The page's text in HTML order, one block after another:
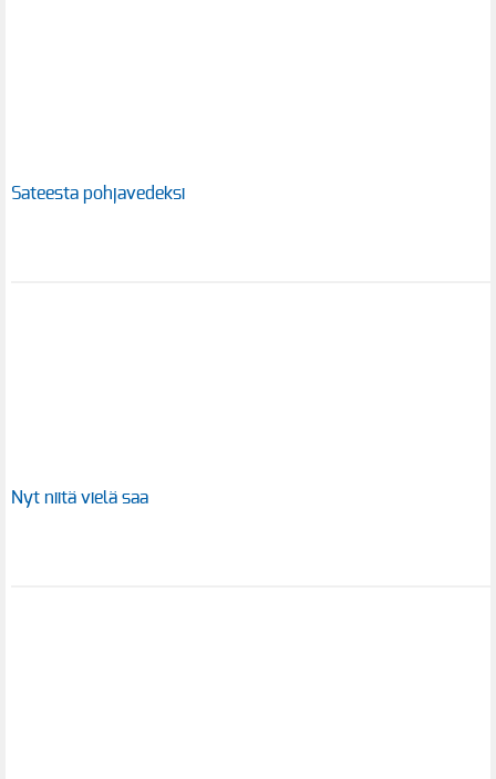
Sateesta pohjavedeksi
Nyt niitä vielä saa